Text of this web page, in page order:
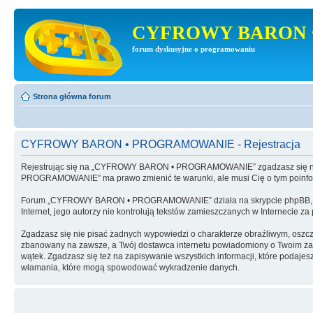
CYFROWY BARON
forum dyskusyjne o programowaniu
Strona główna forum
CYFROWY BARON • PROGRAMOWANIE - Rejestracja
Rejestrując się na „CYFROWY BARON • PROGRAMOWANIE” zgadzasz
PROGRAMOWANIE” ma prawo zmienić te warunki, ale musi Cię o tym
Forum „CYFROWY BARON • PROGRAMOWANIE” działa na skrypcie
Internet, jego autorzy nie kontrolują tekstów zamieszczanych w Internecie
Zgadzasz się nie pisać żadnych wypowiedzi o charakterze obraźliwym,
zbanowany na zawsze, a Twój dostawca internetu powiadomiony o Twoim
wątek. Zgadzasz się też na zapisywanie wszystkich informacji, które
włamania, które mogą spowodować wykradzenie danych.